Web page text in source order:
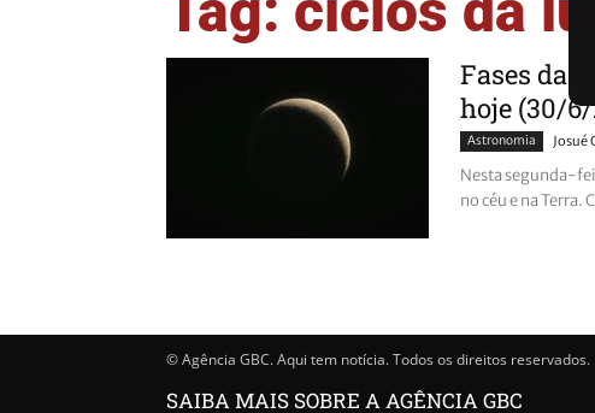
Fases da
hoje (30/
Astronomia Josué
Nesta segunda-
no céu e na Terra.
© Agência GBC. Aqui tem notícia. Todos os direitos reservados.
SAIBA MAIS SOBRE A AGÊNCIA GBC